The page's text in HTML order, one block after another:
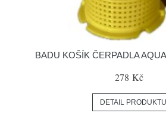
BADU KOŠÍK ČERPADLA
278 Kč
DETAIL PRODUKTU